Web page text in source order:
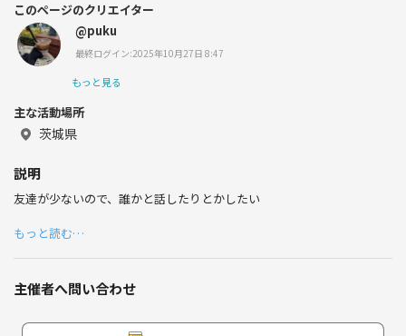
このページのクリエイター
@puku
最終ログイン:2025年10月27日 8:47
もっと見る
主な活動場所
茨城県
説明
友達が少ないので、誰かと話したりとかしたい
もっと読む…
主催者へ問い合わせ